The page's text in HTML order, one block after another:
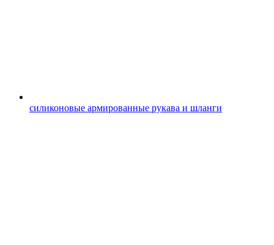
силиконовые армированные рукава и шланги